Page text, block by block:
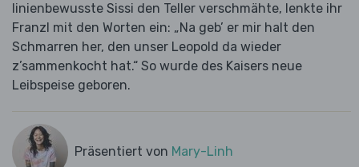
linienbewusste Sissi den Teller verschmähte, lenkte ihr
Franzl mit den Worten ein: „Na geb’ er mir halt den
Schmarren her, den unser Leopold da wieder
z’sammenkocht hat.“ So wurde des Kaisers neue
Leibspeise geboren.
Präsentiert von Mary-Linh